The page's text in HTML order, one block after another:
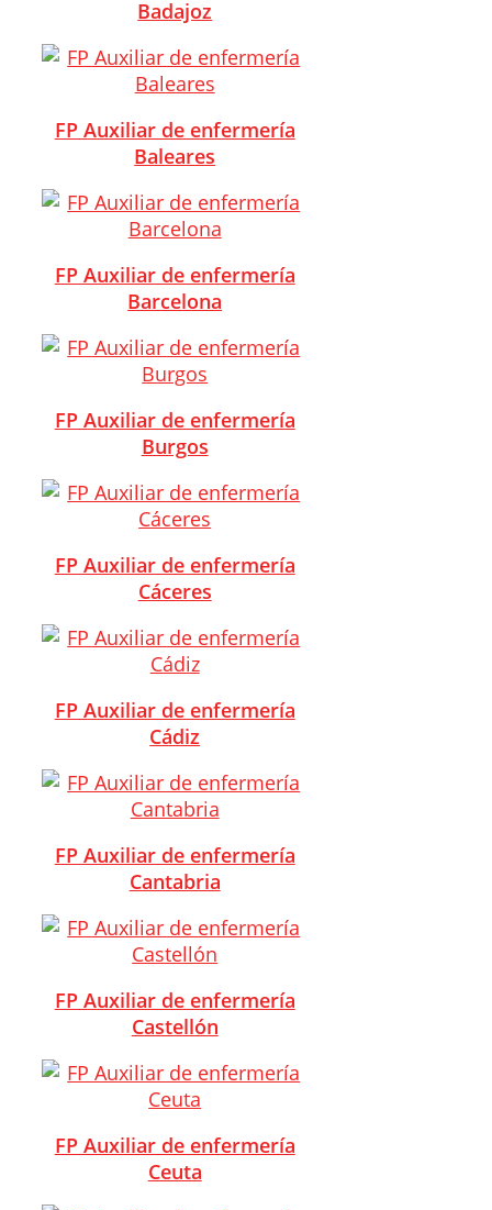
Badajoz
FP Auxiliar de enfermería
Baleares
FP Auxiliar de enfermería
Barcelona
FP Auxiliar de enfermería
Burgos
FP Auxiliar de enfermería
Cáceres
FP Auxiliar de enfermería
Cádiz
FP Auxiliar de enfermería
Cantabria
FP Auxiliar de enfermería
Castellón
FP Auxiliar de enfermería
Ceuta